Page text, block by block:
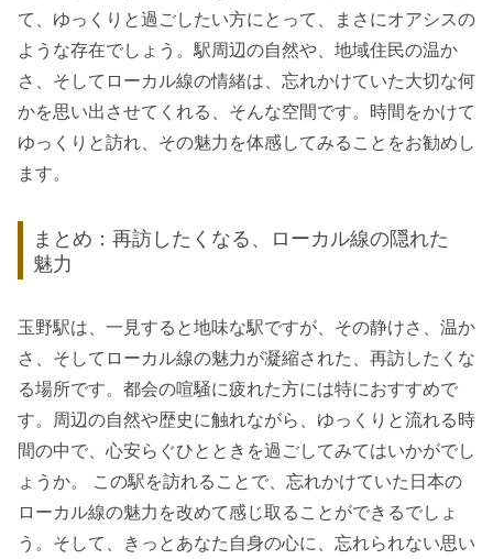
て、ゆっくりと過ごしたい方にとって、まさにオアシスの
ような存在でしょう。駅周辺の自然や、地域住民の温か
さ、そしてローカル線の情緒は、忘れかけていた大切な何
かを思い出させてくれる、そんな空間です。時間をかけて
ゆっくりと訪れ、その魅力を体感してみることをお勧めし
ます。
まとめ：再訪したくなる、ローカル線の隠れた
魅力
玉野駅は、一見すると地味な駅ですが、その静けさ、温か
さ、そしてローカル線の魅力が凝縮された、再訪したくな
る場所です。都会の喧騒に疲れた方には特におすすめで
す。周辺の自然や歴史に触れながら、ゆっくりと流れる時
間の中で、心安らぐひとときを過ごしてみてはいかがでし
ょうか。 この駅を訪れることで、忘れかけていた日本の
ローカル線の魅力を改めて感じ取ることができるでしょ
う。そして、きっとあなた自身の心に、忘れられない思い